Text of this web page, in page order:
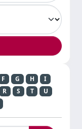
F G H
I
R S T
U